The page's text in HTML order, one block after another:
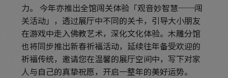
力。 今年亦推出全馆闯关体验「观音妙智慧──闯
关活动」，透过展厅中不同的关卡，引导大小朋友
在游戏中走入佛教艺术，深化文化体验。木雕分馆
也将同步推出新春祈福活动，延续往年备受欢迎的
祈福传统，邀请您在温馨的展厅空间中，写下对家
人与自己的真挚祝愿，开启一整年的美好运势。